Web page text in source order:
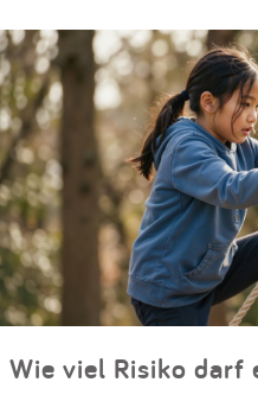
Wie viel Risiko darf